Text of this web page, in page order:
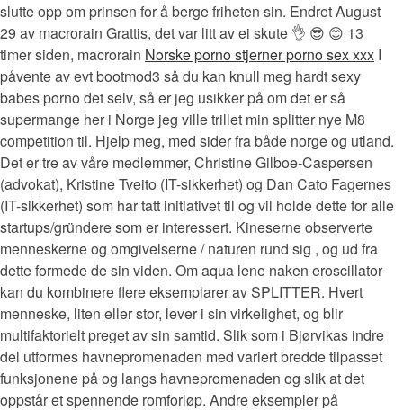
slutte opp om prinsen for å berge friheten sin. Endret August
29 av macrorain Grattis, det var litt av ei skute 👌 😎 😊 13
timer siden, macrorain Norske porno stjerner porno sex xxx I
påvente av evt bootmod3 så du kan knull meg hardt sexy
babes porno det selv, så er jeg usikker på om det er så
supermange her i Norge jeg ville trillet min splitter nye M8
competition til. Hjelp meg, med sider fra både norge og utland.
Det er tre av våre medlemmer, Christine Gilboe-Caspersen
(advokat), Kristine Tveito (IT-sikkerhet) og Dan Cato Fagernes
(IT-sikkerhet) som har tatt initiativet til og vil holde dette for alle
startups/gründere som er interessert. Kineserne observerte
menneskerne og omgivelserne / naturen rund sig , og ud fra
dette formede de sin viden. Om aqua lene naken eroscillator
kan du kombinere flere eksemplarer av SPLITTER. Hvert
menneske, liten eller stor, lever i sin virkelighet, og blir
multifaktorielt preget av sin samtid. Slik som i Bjørvikas indre
del utformes havnepromenaden med variert bredde tilpasset
funksjonene på og langs havnepromenaden og slik at det
oppstår et spennende romforløp. Andre eksempler på